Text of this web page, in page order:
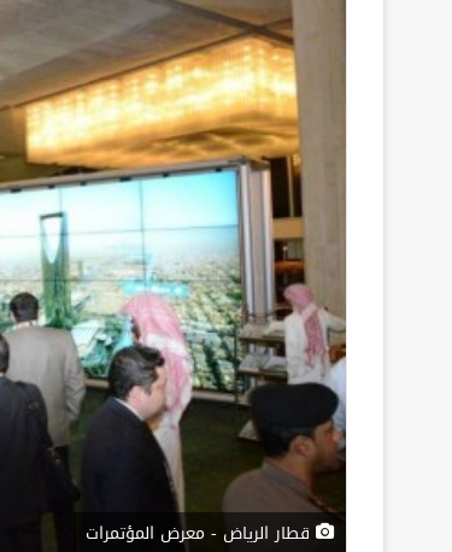
قطار الرياض - معرض المؤتمرات